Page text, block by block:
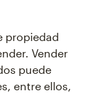
propiedad
Vender
puede
entre ellos,